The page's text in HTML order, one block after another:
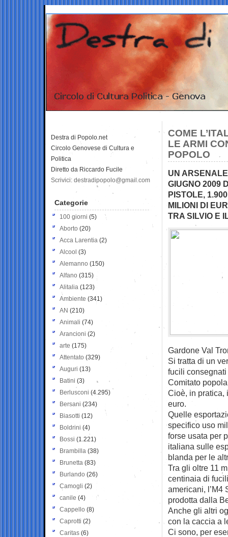
COME
LE ARMI
POPOLO
UN
GIUGNO 2009
PISTOLE,
MILIONI DI
TRA SILVIO E
Gardone Val
Si tratta di un
fucili
Comitato
Cioè, in pratica,
euro.
Quelle
specifico uso
forse usata per
italiana sulle
blanda per le
Tra gli oltre 11
centinaia di
americani, l’M4
prodotta dalla
Anche gli altri
con la caccia a
Ci sono, per
Destra di Popolo.net
Circolo Genovese di Cultura e
Politica
Diretto da Riccardo Fucile
Scrivici: destradipopolo@gmail.com
Categorie
100 giorni (5)
Aborto (20)
Acca Larentia (2)
Alcool (3)
Alemanno (150)
Alfano (315)
Alitalia (123)
Ambiente (341)
AN (210)
Animali (74)
Arancioni (2)
arte (175)
Attentato (329)
Auguri (13)
Batini (3)
Berlusconi (4.295)
Bersani (234)
Biasotti (12)
Boldrini (4)
Bossi (1.221)
Brambilla (38)
Brunetta (83)
Burlando (26)
Camogli (2)
canile (4)
Cappello (8)
Caprotti (2)
Caritas (6)